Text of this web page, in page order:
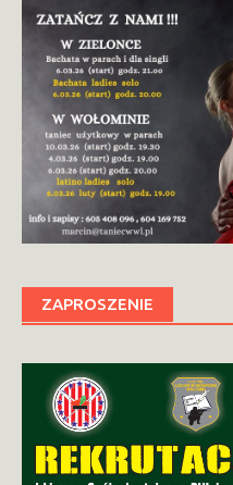
ZAPROSZENIE